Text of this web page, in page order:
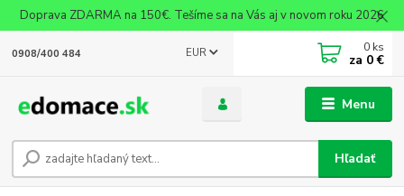
Doprava ZDARMA na 150€. Tešíme sa na Vás aj v novom roku 2026
Menu
EUR
Hľadať
0908/400 484 0 ks
za 0 €